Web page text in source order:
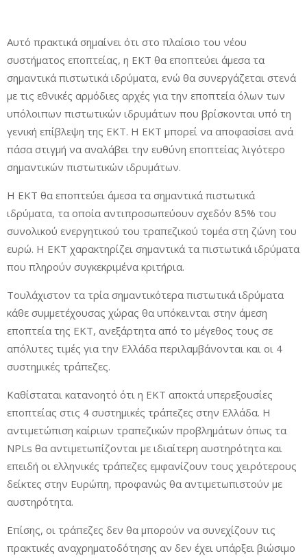
Αυτό πρακτικά σημαίνει ότι στο πλαίσιο του νέου
συστήματος εποπτείας, η ΕΚΤ θα εποπτεύει άμεσα τα
σημαντικά πιστωτικά ιδρύματα, ενώ θα συνεργάζεται στενά
με τις εθνικές αρμόδιες αρχές για την εποπτεία όλων των
υπόλοιπων πιστωτικών ιδρυμάτων που βρίσκονται υπό τη
γενική επίβλεψη της ΕΚΤ. Η ΕΚΤ μπορεί να αποφασίσει ανά
πάσα στιγμή να αναλάβει την ευθύνη εποπτείας λιγότερο
σημαντικών πιστωτικών ιδρυμάτων.
Η ΕΚΤ θα εποπτεύει άμεσα τα σημαντικά πιστωτικά
ιδρύματα, τα οποία αντιπροσωπεύουν σχεδόν 85% του
συνολικού ενεργητικού του τραπεζικού τομέα στη ζώνη του
ευρώ. Η ΕΚΤ χαρακτηρίζει σημαντικά τα πιστωτικά ιδρύματα
που πληρούν συγκεκριμένα κριτήρια.
Τουλάχιστον τα τρία σημαντικότερα πιστωτικά ιδρύματα
κάθε συμμετέχουσας χώρας θα υπόκεινται στην άμεση
εποπτεία της ΕΚΤ, ανεξάρτητα από το μέγεθος τους σε
απόλυτες τιμές για την Ελλάδα περιλαμβάνονται και οι 4
συστημικές τράπεζες.
Καθίσταται κατανοητό ότι η ΕΚΤ αποκτά υπερεξουσίες
εποπτείας στις 4 συστημικές τράπεζες στην Ελλάδα. Η
αντιμετώπιση καίριων τραπεζικών προβλημάτων όπως τα
NPLs θα αντιμετωπίζονται με ιδιαίτερη αυστηρότητα και
επειδή οι ελληνικές τράπεζες εμφανίζουν τους χειρότερους
δείκτες στην Ευρώπη, προφανώς θα αντιμετωπιστούν με
αυστηρότητα.
Επίσης, οι τράπεζες δεν θα μπορούν να συνεχίζουν τις
πρακτικές αναχρηματοδότησης αν δεν έχει υπάρξει βιώσιμο